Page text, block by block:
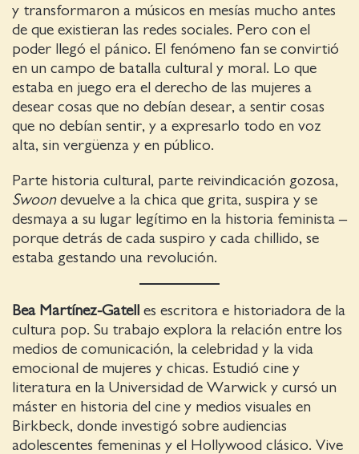
y transformaron a músicos en mesías mucho antes
de que existieran las redes sociales. Pero con el
poder llegó el pánico. El fenómeno fan se convirtió
en un campo de batalla cultural y moral. Lo que
estaba en juego era el derecho de las mujeres a
desear cosas que no debían desear, a sentir cosas
que no debían sentir, y a expresarlo todo en voz
alta, sin vergüenza y en público.
Parte historia cultural, parte reivindicación gozosa,
Swoondevuelve a la chica que grita, suspira y se
desmaya a su lugar legítimo en la historia feminista –
porque detrás de cada suspiro y cada chillido, se
estaba gestando una revolución.
Bea Martínez-Gatell es escritora e historiadora de la
cultura pop. Su trabajo explora la relación entre los
medios de comunicación, la celebridad y la vida
emocional de mujeres y chicas. Estudió cine y
literatura en la Universidad de Warwick y cursó un
máster en historia del cine y medios visuales en
Birkbeck, donde investigó sobre audiencias
adolescentes femeninas y el Hollywood clásico. Vive